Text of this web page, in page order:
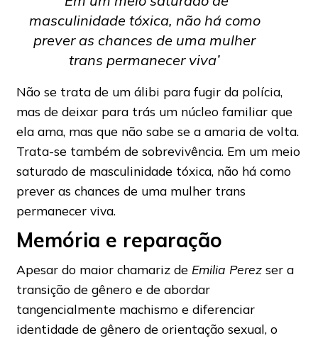
masculinidade tóxica, não há como
prever as chances de uma mulher
trans permanecer viva’
Não se trata de um álibi para fugir da polícia,
mas de deixar para trás um núcleo familiar que
ela ama, mas que não sabe se a amaria de volta.
Trata-se também de sobrevivência. Em um meio
saturado de masculinidade tóxica, não há como
prever as chances de uma mulher trans
permanecer viva.
Memória e reparação
Apesar do maior chamariz de Emilia Perezser a
transição de gênero e de abordar
tangencialmente machismo e diferenciar
identidade de gênero de orientação sexual, o